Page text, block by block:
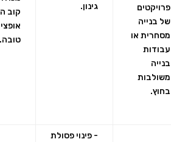
פרויקטים
של בנייה
מסחרית או
עבודות
בנייה
משולבות
בחוץ.
גינון.
קוב
- פינוי פסולת